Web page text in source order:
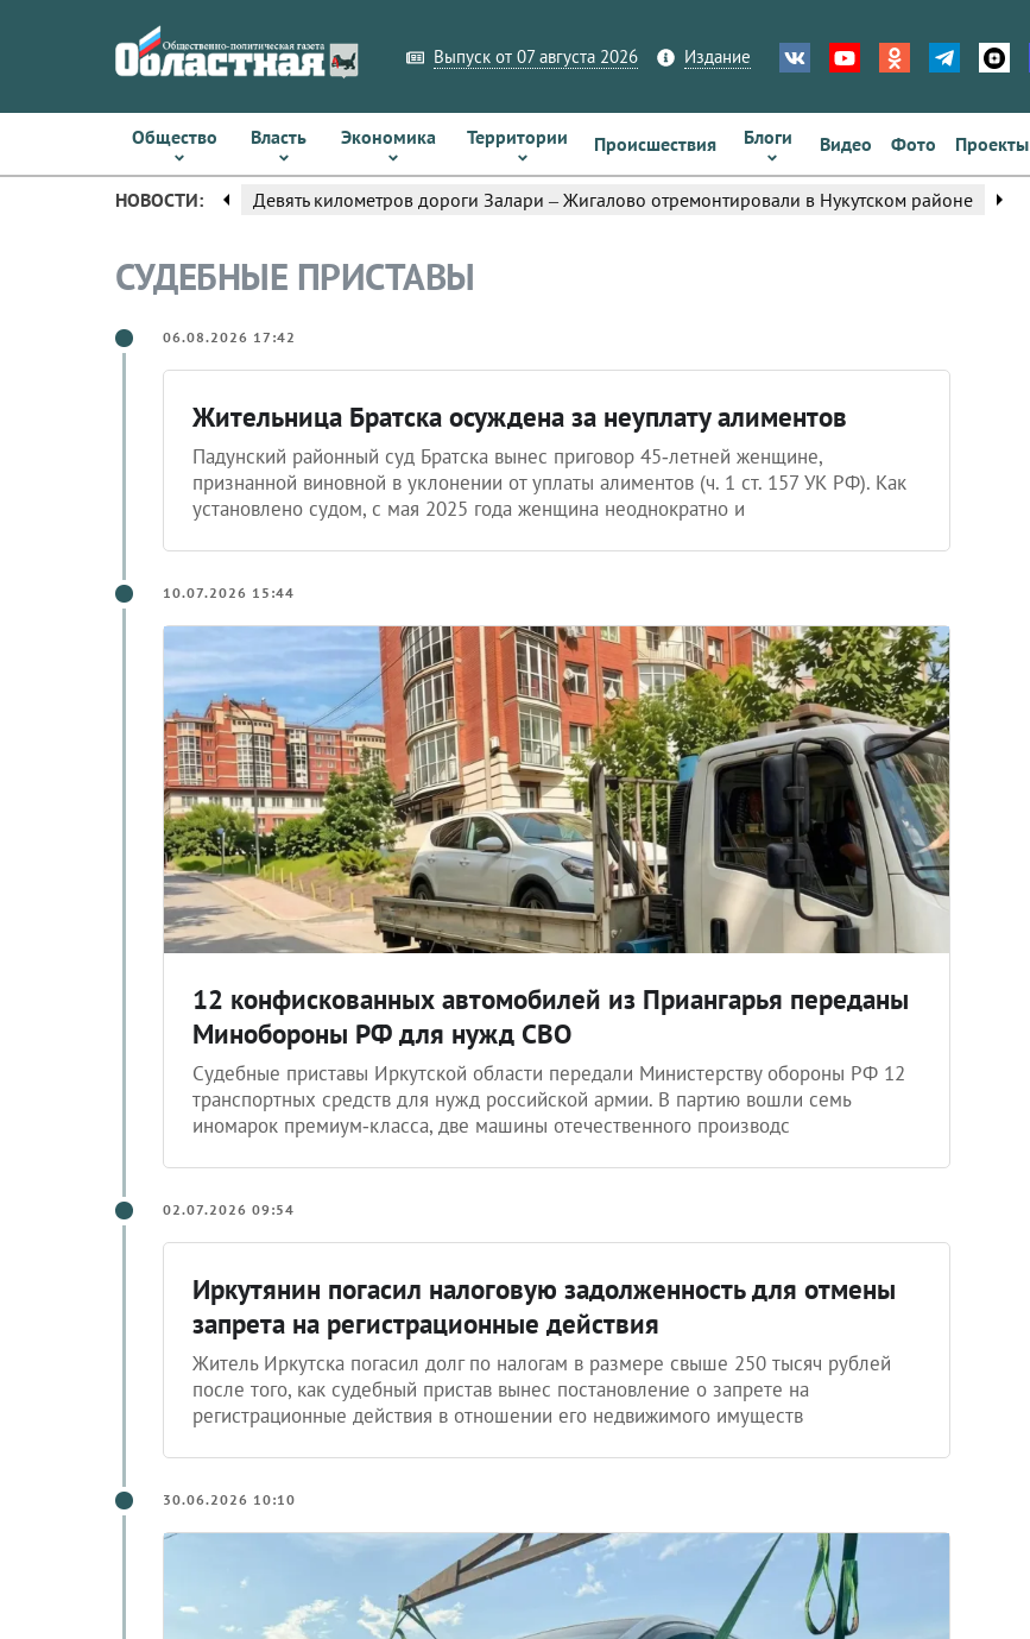
Выпуск от 07 августа 2026 Издание
Общество Власть Экономика Территории Происшествия Блоги Видео Фото Проекты
НОВОСТИ: arrow_left Девять километров дороги Залари – Жигалово отремонтировали в Нукутском районе arrow_right
СУДЕБНЫЕ ПРИСТАВЫ
06.08.2026 17:42
Жительница Братска осуждена за неуплату алиментов
Падунский районный суд Братска вынес приговор 45‑летней женщине,
признанной виновной в уклонении от уплаты алиментов (ч. 1 ст. 157 УК РФ). Как
установлено судом, с мая 2025 года женщина неоднократно и
10.07.2026 15:44
12 конфискованных автомобилей из Приангарья переданы
Минобороны РФ для нужд СВО
Судебные приставы Иркутской области передали Министерству обороны РФ 12
транспортных средств для нужд российской армии. В партию вошли семь
иномарок премиум‑класса, две машины отечественного производс
02.07.2026 09:54
Иркутянин погасил налоговую задолженность для отмены
запрета на регистрационные действия
Житель Иркутска погасил долг по налогам в размере свыше 250 тысяч рублей
после того, как судебный пристав вынес постановление о запрете на
регистрационные действия в отношении его недвижимого имуществ
30.06.2026 10:10